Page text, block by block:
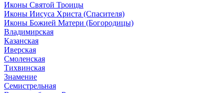
Иконы Святой Троицы
Иконы Иисуса Христа (Спасителя)
Иконы Божией Матери (Богородицы)
Владимирская
Казанская
Иверская
Смоленская
Тихвинская
Знамение
Семистрельная